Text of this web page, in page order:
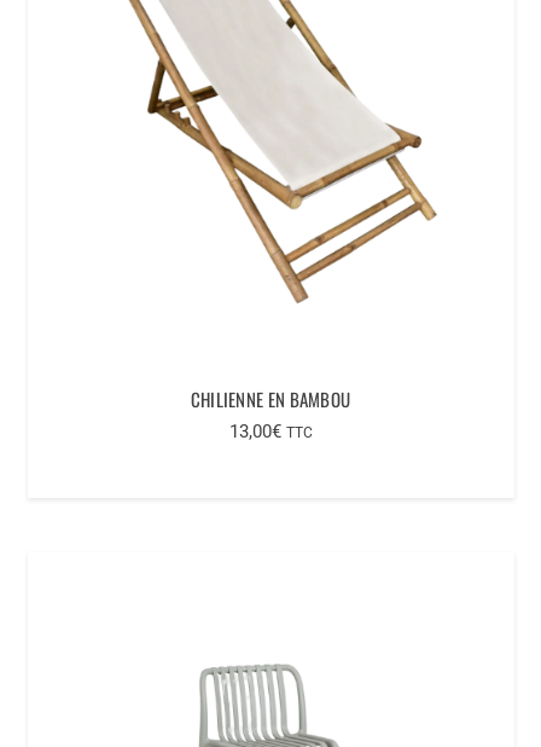
CHILIENNE EN BAMBOU
13,00€ TTC